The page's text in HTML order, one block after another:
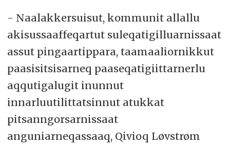
- Naalakkersuisut, kommunit allallu
akisussaaffeqartut suleqatigilluarnissaat
assut pingaartippara, taamaaliornikkut
paasisitsisarneq paaseqatigiittarnerlu
aqqutigalugit inunnut
innarluutilittatsinnut atukkat
pitsanngorsarnissaat
anguniarneqassaaq, Qivioq Løvstrøm